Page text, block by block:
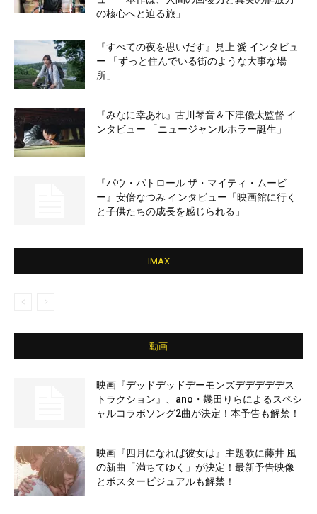
の核心へと迫る旅」
『すべての夜を思いだす』見上 愛 インタビュ
ー 「ずっと住んでいる街のような大事な場
所」
『みなに幸あれ』古川琴音＆下津優太監督 イ
ンタビュー 「ニュージャンルホラー誕生」
『パウ・パトロール ザ・マイティ・ムービ
ー』安倍なつみ インタビュー「映画館に行く
と子供たちの成長を感じられる」
IMAX
動画
映画『デッドデッドデーモンズデデデデデス
トラクション』、ano・幾田りらによるスペシ
ャルコラボソング2曲が決定！本予告も解禁！
映画『四月になれば彼女は』主題歌に藤井 風
の新曲「満ちてゆく」が決定！最新予告映像
とポスタービジュアルも解禁！